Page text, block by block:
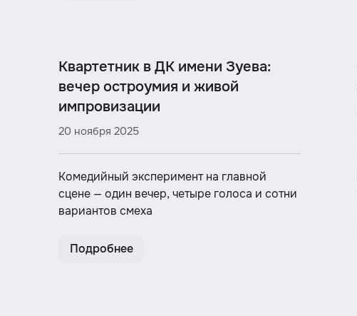
Квартетник в ДК имени Зуева:
вечер остроумия и живой
импровизации
20 ноября 2025
Комедийный эксперимент на главной
сцене — один вечер, четыре голоса и сотни
вариантов смеха
Подробнее